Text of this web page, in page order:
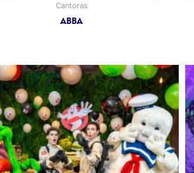
Cantoras
ABBA